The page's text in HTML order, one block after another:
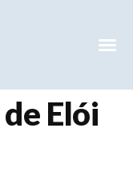
Elói